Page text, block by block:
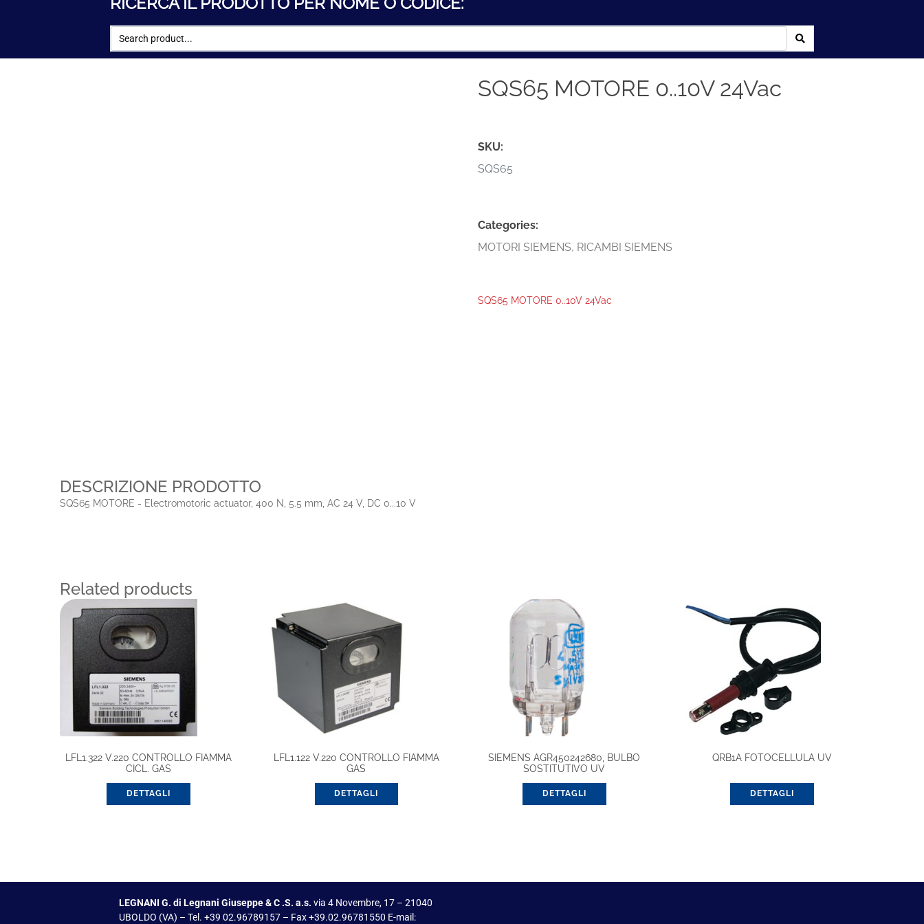
SQS65 MOTORE 0..10V 24Vac
SKU:
SQS65
Categories:
MOTORI SIEMENS, RICAMBI SIEMENS
SQS65 MOTORE 0..10V 24Vac
DESCRIZIONE PRODOTTO
SQS65 MOTORE - Electromotoric actuator, 400 N, 5.5 mm, AC 24 V, DC 0...10 V
Related products
LFL1.322 V.220 CONTROLLO FIAMMA
CICL. GAS
DETTAGLI
LFL1.122 V.220 CONTROLLO FIAMMA
GAS
DETTAGLI
SIEMENS AGR450242680, BULBO
SOSTITUTIVO UV
DETTAGLI
QRB1A FOTOCELLULA UV
DETTAGLI
LEGNANI G. di Legnani Giuseppe & C .S. a.s. via 4 Novembre, 17 – 21040
UBOLDO (VA) – Tel. +39 02.96789157 – Fax +39.02.96781550 E-mail: